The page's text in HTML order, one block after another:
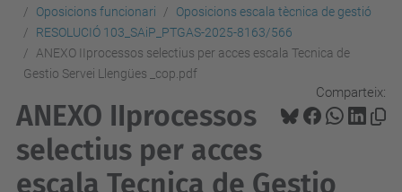
Oposicions funcionari
Oposicions escala tècnica de gestió
RESOLUCIÓ 103_SAiP_PTGAS-2025-8163/566
ANEXO IIprocessos selectius per acces escala Tecnica de
Gestio Servei Llengües _cop.pdf
Comparteix:
ANEXO IIprocessos
selectius per acces
escala Tecnica de Gestio